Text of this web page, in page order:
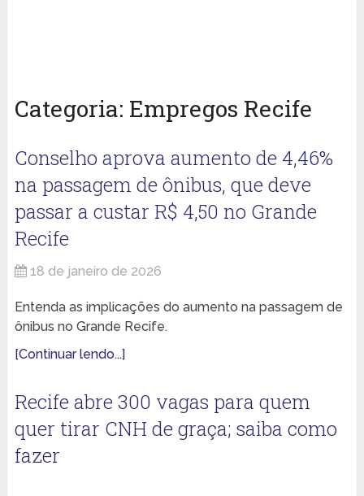
Categoria: Empregos Recife
Conselho aprova aumento de 4,46%
na passagem de ônibus, que deve
passar a custar R$ 4,50 no Grande
Recife
18 de janeiro de 2026
Entenda as implicações do aumento na passagem de
ônibus no Grande Recife.
[Continuar lendo...]
Recife abre 300 vagas para quem
quer tirar CNH de graça; saiba como
fazer